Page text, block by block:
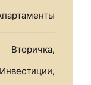
Вторичка,
Инвестиции,